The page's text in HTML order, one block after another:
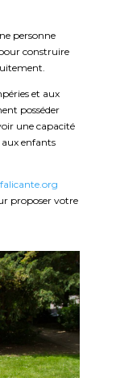
personne
construire
et aux
posséder
une capacité
aux enfants
proposer votre